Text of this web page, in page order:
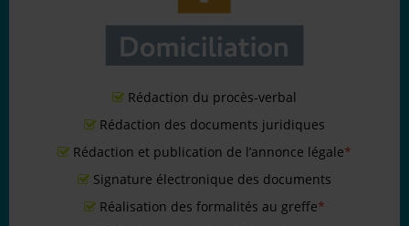
Rédaction du procès-verbal
Rédaction des documents juridiques
Rédaction et publication de l’annonce légale*
Signature électronique des documents
Réalisation des formalités au greffe*